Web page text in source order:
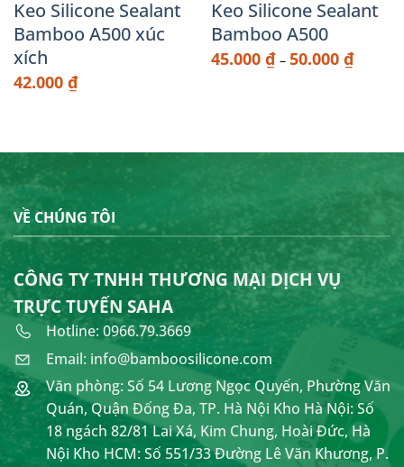
Keo Silicone Sealant
Bamboo A500 xúc
xích
42.000 ₫
Keo Silicone Sealant
Bamboo A500
45.000 ₫ – 50.000 ₫Khoảng
VỀ CHÚNG TÔI
CÔNG TY TNHH THƯƠNG MẠI DỊCH VỤ
TRỰC TUYẾN SAHA
Hotline: 0966.79.3669
Email: info@bamboosilicone.com
Văn phòng: Số 54 Lương Ngọc Quyến, Phường Văn
Quán, Quận Đống Đa, TP. Hà Nội Kho Hà Nội: Số
18 ngách 82/81 Lai Xá, Kim Chung, Hoài Đức, Hà
Nội Kho HCM: Số 551/33 Đường Lê Văn Khương, P.